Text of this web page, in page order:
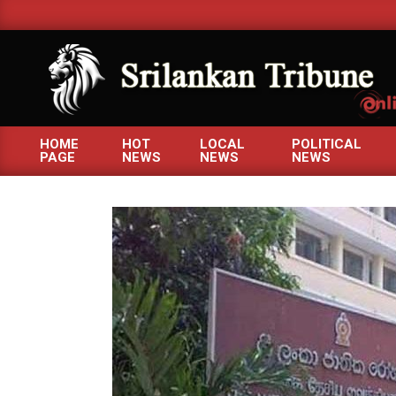
to
HOME
PAGE
HOT
NEWS
LOCAL
NEWS
POLITICAL
NEWS